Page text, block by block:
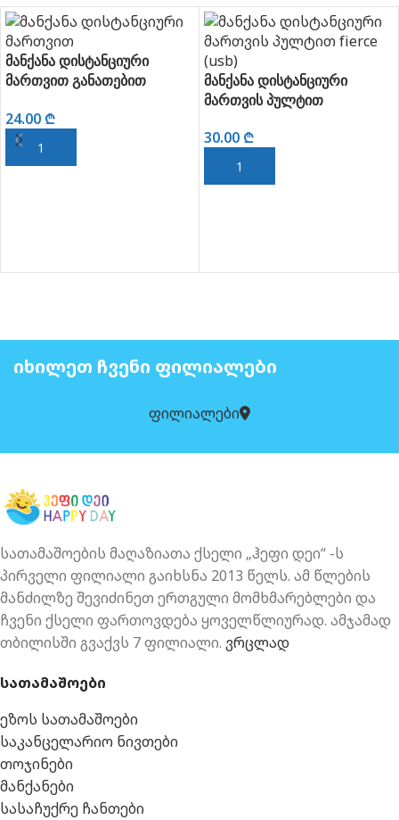
მანქანა დისტანციური
მართვით განათებით
24.00 ₾
ᲙᲐᲚᲐᲗᲐᲨᲘ ᲓᲐᲛᲐᲢᲔᲑᲐ
მანქანა დისტანციური
მართვის პულტით
30.00 ₾
ᲙᲐᲚᲐᲗᲐᲨᲘ ᲓᲐᲛᲐᲢᲔᲑᲐ
ᲘᲮᲘᲚᲔᲗ ᲩᲕᲔᲜᲘ ᲤᲘᲚᲘᲐᲚᲔᲑᲘ
ფილიალები
სათამაშოების მაღაზიათა ქსელი „ჰეფი დეი“ -ს
პირველი ფილიალი გაიხსნა 2013 წელს. ამ წლების
მანძილზე შევიძინეთ ერთგული მომხმარებლები და
ჩვენი ქსელი ფართოვდება ყოველწლიურად. ამჯამად
თბილისში გვაქვს 7 ფილიალი. ვრცლად
სათამაშოები
ეზოს სათამაშოები
საკანცელარიო ნივთები
თოჯინები
მანქანები
სასაჩუქრე ჩანთები